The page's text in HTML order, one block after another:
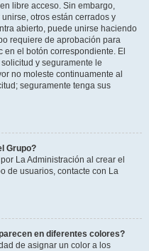
libre acceso. Sin embargo,
otros están cerrados y
abierto, puede unirse haciendo
requiere de aprobación para
el botón correspondiente. El
y seguramente le
no moleste continuamente al
seguramente tenga sus
Grupo?
La Administración al crear el
de usuarios, contacte con La
en diferentes colores?
de asignar un color a los